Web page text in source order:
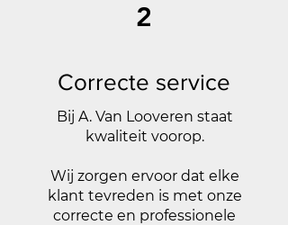
2
Correcte service
Bij A. Van Looveren staat
kwaliteit voorop.
Wij zorgen ervoor dat elke
klant tevreden is met onze
correcte en professionele